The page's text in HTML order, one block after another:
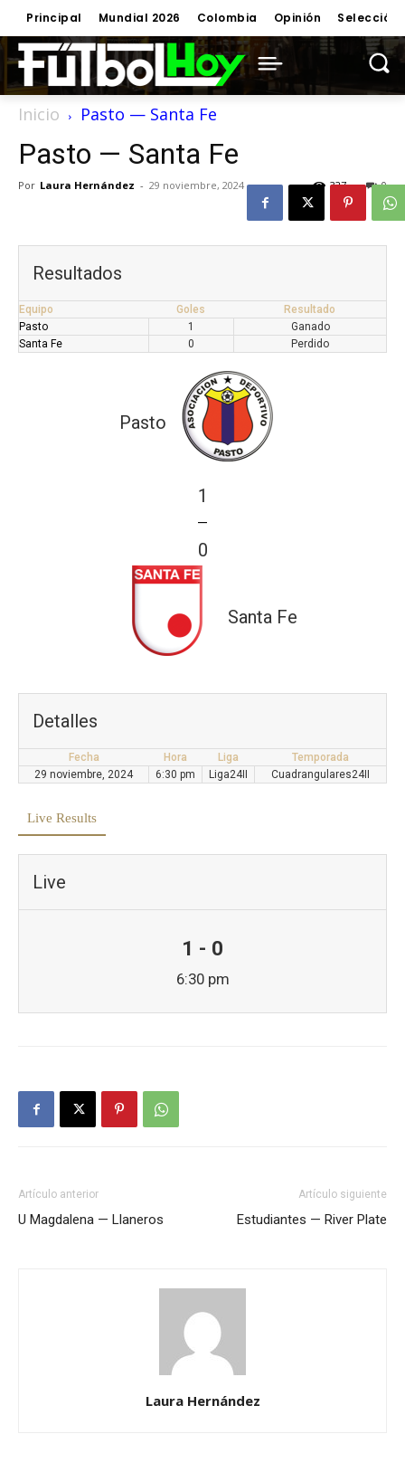
Principal Mundial 2026 Colombia Opinión Selección
Inicio Pasto — Santa Fe
Pasto — Santa Fe
Por Laura Hernández - 29 noviembre, 2024 0
327
Resultados
Equipo Goles
Resultado
Pasto
1
Ganado
Santa Fe
0 Perdido
Pasto
1
—
0
Santa Fe
Detalles
Fecha Hora Liga
Temporada
29 noviembre, 2024
6:30 pm Liga24II Cuadrangulares24II
Live Results
Live
1 - 0
6:30 pm
Artículo anterior
U Magdalena — Llaneros
Artículo siguiente
Estudiantes — River Plate
Laura Hernández